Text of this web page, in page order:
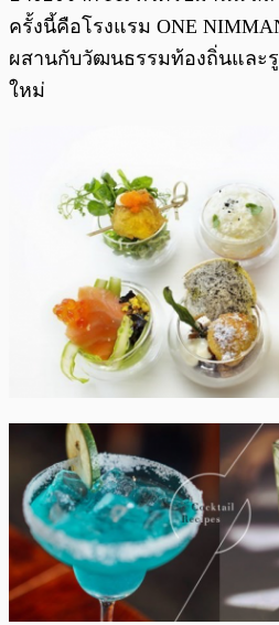
ครั้งนี้คือโรงแรม ONE
ผสานกับวัฒนธรรมท้องถิ่นและ
ใหม่